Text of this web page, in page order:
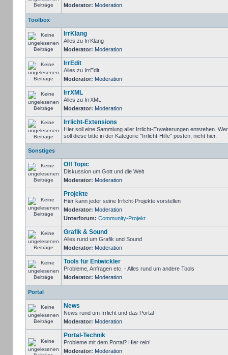
Moderator: Moderation
Toolbox
IrrKlang
Alles zu IrrKlang
Moderator: Moderation
IrrEdit
Alles zu IrrEdit
Moderator: Moderation
IrrXML
Alles zu IrrXML
Moderator: Moderation
Irrlicht-Extensions
Hier soll eine Sammlung aller Irrlicht-Erweiterungen entstehen.
soll diese bitte in der Kategorie "Irrlicht-Hilfe" posten, nicht hier.
Sonstiges
Off Topic
Diskussion um Gott und die Welt
Moderator: Moderation
Projekte
Hier kann jeder seine Irrlicht-Projekte vorstellen
Moderator: Moderation
Unterforum: Community-Projekt
Grafik & Sound
Alles rund um Grafik und Sound
Moderator: Moderation
Tools für Entwickler
Probleme, Anfragen etc. - Alles rund um andere Tools
Moderator: Moderation
Portal
News
News rund um Irrlicht und das Portal
Moderator: Moderation
Portal-Technik
Probleme mit dem Portal? Hier rein!
Moderator: Moderation